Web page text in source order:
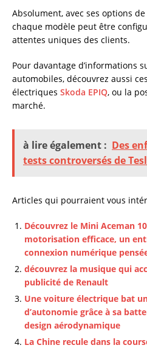
Absolument, avec ses options
chaque modèle peut être
attentes uniques des clients.
Pour davantage d’informations
automobiles, découvrez aussi
électriques Skoda EPIQ, ou la
marché.
à lire également : Des
tests controversés de
Articles qui pourraient vous
Découvrez le Mini Aceman
motorisation efficace, un
connexion numérique
découvrez la musique qui
publicité de Renault
Une voiture électrique bat
d’autonomie grâce à sa
design aérodynamique
La Chine recule dans la